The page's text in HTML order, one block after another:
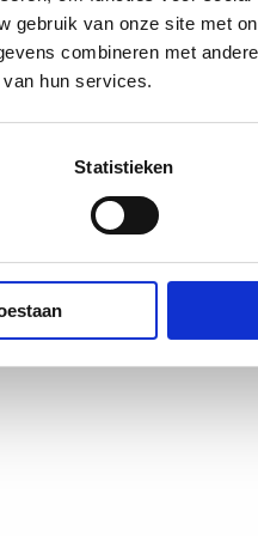
gebruik van onze site met
combineren met
hun services.
Statistieken